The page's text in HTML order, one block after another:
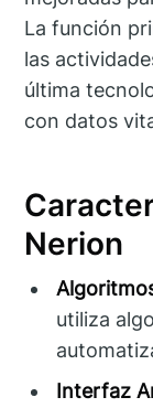
La función
las
última
con datos
Nerion
utiliza
Interfaz